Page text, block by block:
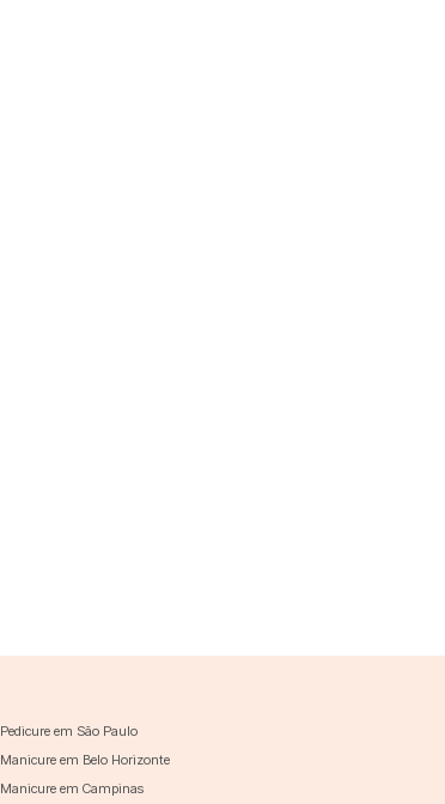
Pedicure em São Paulo
Manicure em Belo Horizonte
Manicure em Campinas